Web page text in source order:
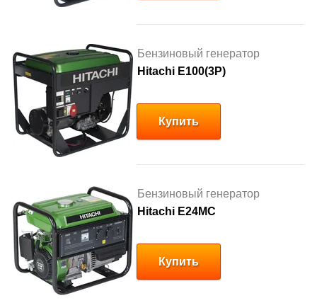
Бензиновый генератор
Hitachi E100(3P)
Купить
Бензиновый генератор
Hitachi E24MC
Купить